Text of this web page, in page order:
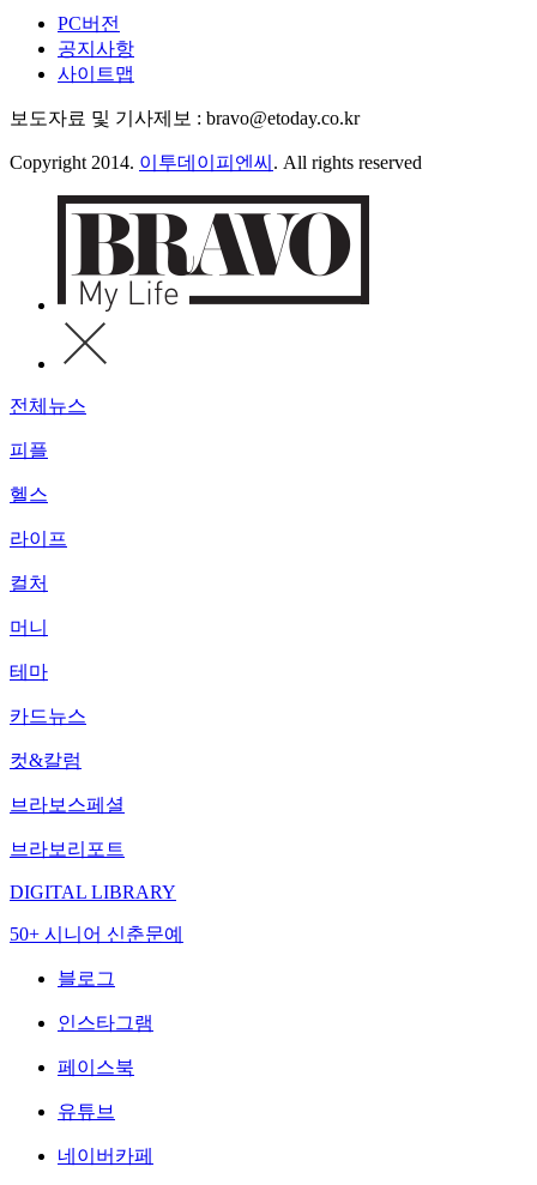
PC버전
공지사항
사이트맵
보도자료 및 기사제보 : bravo@etoday.co.kr
Copyright 2014. 이투데이피엔씨 . All rights reserved
전체뉴스
피플
헬스
라이프
컬처
머니
테마
카드뉴스
컷&칼럼
브라보스페셜
브라보리포트
DIGITAL LIBRARY
50+ 시니어 신춘문예
블로그
인스타그램
페이스북
유튜브
네이버카페